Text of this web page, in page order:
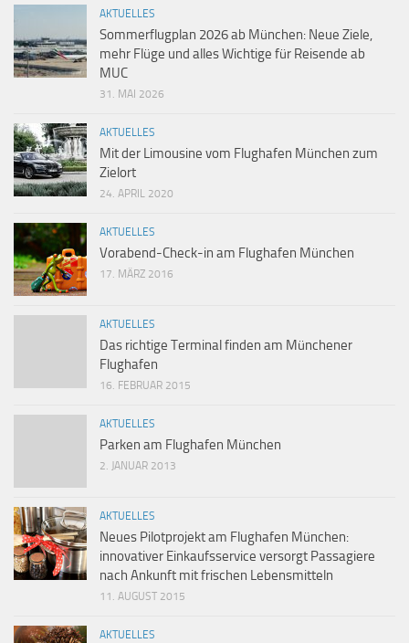
AKTUELLES
Sommerflugplan 2026 ab München: Neue Ziele,
mehr Flüge und alles Wichtige für Reisende ab
MUC
31. MAI 2026
AKTUELLES
Mit der Limousine vom Flughafen München zum
Zielort
24. APRIL 2020
AKTUELLES
Vorabend-Check-in am Flughafen München
17. MÄRZ 2016
AKTUELLES
Das richtige Terminal finden am Münchener
Flughafen
16. FEBRUAR 2015
AKTUELLES
Parken am Flughafen München
2. JANUAR 2013
AKTUELLES
Neues Pilotprojekt am Flughafen München:
innovativer Einkaufsservice versorgt Passagiere
nach Ankunft mit frischen Lebensmitteln
11. AUGUST 2015
AKTUELLES